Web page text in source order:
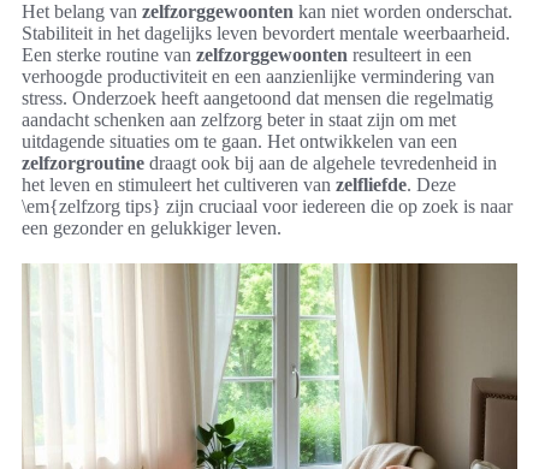
Het belang van zelfzorggewoonten kan niet worden onderschat.
Stabiliteit in het dagelijks leven bevordert mentale weerbaarheid.
Een sterke routine van zelfzorggewoonten resulteert in een
verhoogde productiviteit en een aanzienlijke vermindering van
stress. Onderzoek heeft aangetoond dat mensen die regelmatig
aandacht schenken aan zelfzorg beter in staat zijn om met
uitdagende situaties om te gaan. Het ontwikkelen van een
zelfzorgroutine draagt ook bij aan de algehele tevredenheid in
het leven en stimuleert het cultiveren van zelfliefde. Deze
\em{zelfzorg tips} zijn cruciaal voor iedereen die op zoek is naar
een gezonder en gelukkiger leven.